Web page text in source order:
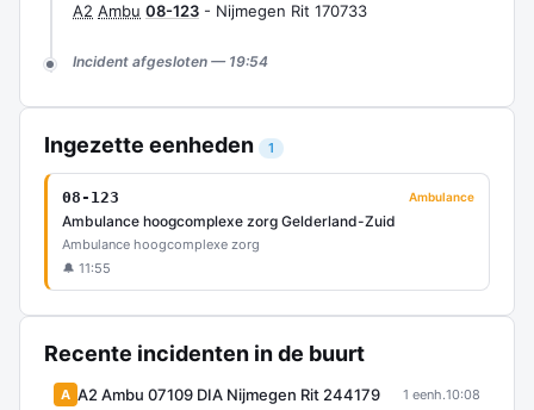
A2 Ambu 08-123 - Nijmegen Rit 170733
Incident afgesloten — 19:54
Ingezette eenheden 1
08-123 Ambulance
Ambulance hoogcomplexe zorg Gelderland-Zuid
Ambulance hoogcomplexe zorg
🔔 11:55
Recente incidenten in de buurt
A A2 Ambu 07109 DIA Nijmegen Rit 244179 1 eenh.10:08